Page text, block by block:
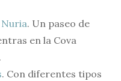
. Un paseo de
en la Cova
. Con diferentes tipos